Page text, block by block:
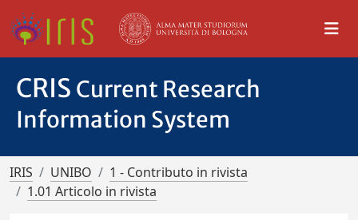
CRIS Current Research
Information System
IRIS UNIBO
1 - Contributo in rivista
1.01 Articolo in rivista